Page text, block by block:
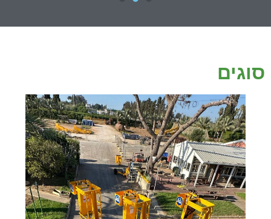
סוגים